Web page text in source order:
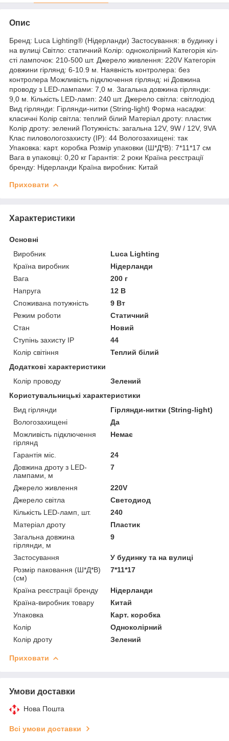
Опис
Бренд: Luca Lighting® (Нідерланди) Застосування: в будинку і
на вулиці Світло: статичний Колір: одноколірний Категорія кіл-
сті лампочок: 210-500 шт. Джерело живлення: 220V Категорія
довжини гірлянд: 6-10.9 м. Наявність контролера: без
контролера Можливість підключення гірлянд: ні Довжина
проводу з LED-лампами: 7,0 м. Загальна довжина гірлянди:
9,0 м. Кількість LED-ламп: 240 шт. Джерело світла: світлодіод
Вид гірлянди: Гірлянди-нитки (String-light) Форма насадки:
класичні Колір світла: теплий білий Матеріал дроту: пластик
Колір дроту: зелений Потужність: загальна 12V, 9W / 12V, 9VA
Клас пиловологозахисту (IP): 44 Вологозахищені: так
Упаковка: карт. коробка Розмір упаковки (Ш*Д*В): 7*11*17 см
Вага в упаковці: 0,20 кг Гарантія: 2 роки Країна реєстрації
бренду: Нідерланди Країна виробник: Китай
Приховати
Характеристики
Основні
Виробник
Luca Lighting
Країна виробник
Нідерланди
Вага
200 г
Напруга
12 В
Споживана потужність
9 Вт
Режим роботи
Статичний
Стан
Новий
Ступінь захисту IP
44
Колір світіння
Теплий білий
Додаткові характеристики
Колір проводу
Зелений
Користувальницькі характеристики
Вид гірлянди
Гірлянди-нитки (String-light)
Вологозахищені
Да
Можливість підключення
гірлянд
Немає
Гарантія міс.
24
Довжина дроту з LED-
лампами, м
7
Джерело живлення
220V
Джерело світла
Светодиод
Кількість LED-ламп, шт.
240
Матеріал дроту
Пластик
Загальна довжина
гірлянди, м
9
Застосування
У будинку та на вулиці
Розмір паковання (Ш*Д*В)
(см)
7*11*17
Країна реєстрації бренду
Нідерланди
Країна-виробник товару
Китай
Упаковка
Карт. коробка
Колір
Одноколірний
Колір дроту
Зелений
Приховати
Умови доставки
Нова Пошта
Всі умови доставки